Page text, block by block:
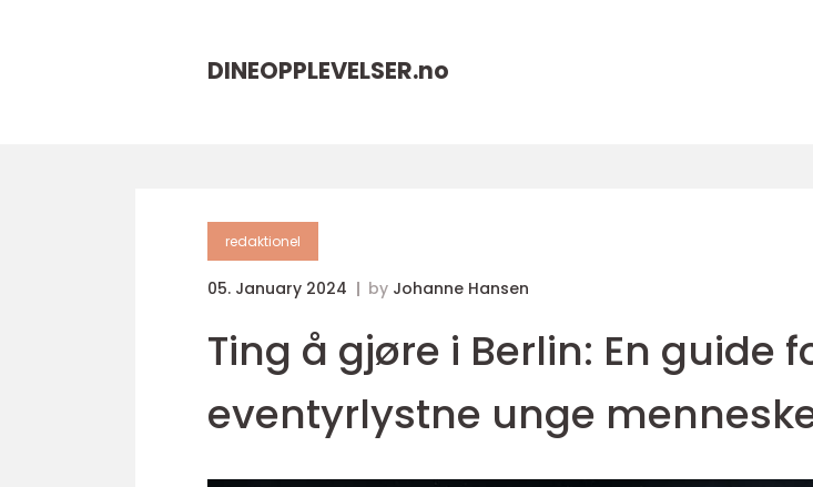
DINEOPPLEVELSER.no
redaktionel
05. January 2024 by Johanne Hansen
Ting å gjøre i Berlin: En guide
eventyrlystne unge